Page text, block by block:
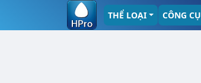
THỂ LOẠI CÔNG CỤ